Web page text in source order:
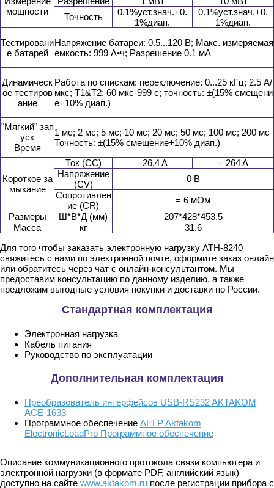
мощности
Точность
0.1%уст.знач.+0.
1%диап.
0.1%уст.знач.+0.
1%диап.
Тестировани
е батарей
Напряжение батареи: 0.5...120 В; Макс. измеряемая
емкость: 999 А•ч; Разрешение 0.1 мА
Динамическ
ое тестиров
ание
Работа по спискам: переключение: 0...25 кГц; 2.5 A/
мкс; T1&T2: 60 мкс-999 с; точность: ±(15% смещени
е+10% диап.)
"Мягкий" зап
уск
Время
1 мс; 2 мс; 5 мс; 10 мс; 20 мс; 50 мс; 100 мс; 200 мс
Точность: ±(15% смещение+10% диап.)
Короткое за
мыкание
Ток (CC) =26.4 A
= 264 A
Напряжение
(CV)
0 В
Сопротивлен
ие (CR)
= 6 мОм
Размеры
Ш*В*Д (мм)
207*428*453.5
Масса
кг
31.6
Для того чтобы заказать электронную нагрузку АТН-8240
свяжитесь с нами по электронной почте, оформите заказ онлайн
или обратитесь через чат с онлайн-консультантом. Мы
предоставим консультацию по данному изделию, а также
предложим выгодные условия покупки и доставки по России.
Стандартная комплектация
Электронная нагрузка
Кабель питания
Руководство по эксплуатации
Дополнительная комплектация
Преобразователь интерфейсов USB-RS232 AKTAKOM
АСЕ-1633
Программное обеспечение AELP Aktakom
ElectronicLoadPro Программное обеспечение
Описание коммуникационного протокола связи компьютера и
электронной нагрузки (в формате PDF, английский язык)
доступно на сайте www.aktakom.ru после регистрации прибора с